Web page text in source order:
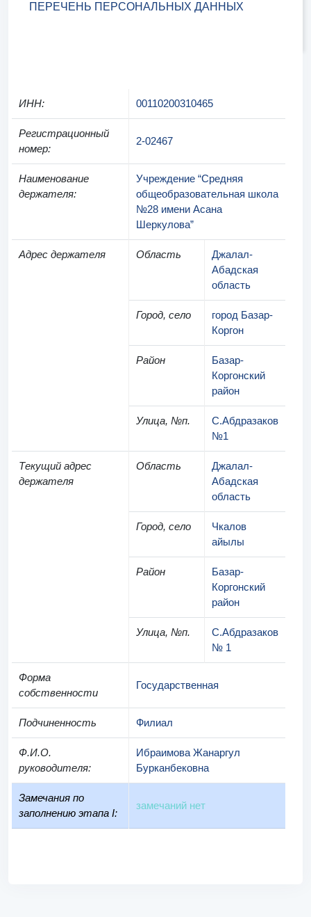
ПЕРЕЧЕНЬ ПЕРСОНАЛЬНЫХ ДАННЫХ
ИНН: 00110200310465
Регистрационный
номер:
2-02467
Наименование
держателя:
Учреждение “Средняя
общеобразовательная школа
№28 имени Асана
Шеркулова”
Адрес держателя Область
Джалал-
Абадская
область
Город, село
город Базар-
Коргон
Район
Базар-
Коргонский
район
Улица, №п.
С.Абдразаков
№1
Текущий адрес
держателя
Область
Джалал-
Абадская
область
Город, село
Чкалов
айылы
Район
Базар-
Коргонский
район
Улица, №п.
С.Абдразаков
№ 1
Форма
собственности
Государственная
Подчиненность Филиал
Ф.И.О.
руководителя:
Ибраимова Жанаргул
Бурканбековна
Замечания по
заполнению этапа I:
замечаний нет